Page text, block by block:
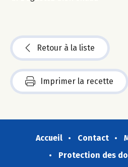
Retour à la liste
Imprimer la recette
Accueil Contact
Protection des